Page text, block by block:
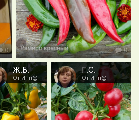
0 0
Ж.Б.
От Инн@
Г.С.
От Инн@